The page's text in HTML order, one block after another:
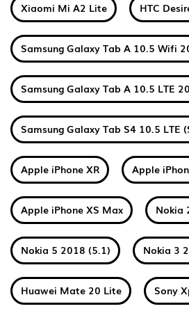
Xiaomi Mi A2 Lite HTC
Samsung Galaxy Tab A 10.5 Wifi
Samsung Galaxy Tab A 10.5 LTE
Samsung Galaxy Tab S4 10.5 LTE
Apple iPhone XR Apple
Apple iPhone XS Max Nokia
Nokia 5 2018 (5.1) Nokia 3
Huawei Mate 20 Lite Sony